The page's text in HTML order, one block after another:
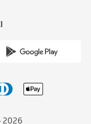
2026